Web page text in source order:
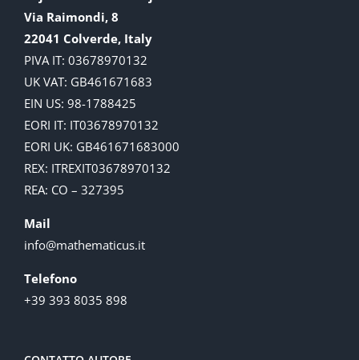
Via Raimondi, 8
22041 Colverde, Italy
PIVA IT: 03678970132
UK VAT: GB461671683
EIN US: 98-1788425
EORI IT: IT03678970132
EORI UK: GB461671683000
REX: ITREXIT03678970132
REA: CO – 327395
Mail
info@mathematicus.it
Telefono
+39 393 8035 898